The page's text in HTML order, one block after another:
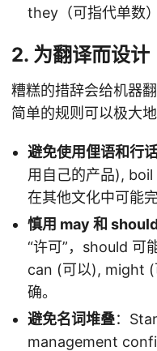
they（可指代单数
2. 为翻译而设计
糟糕的措辞会给机器
简单的规则可以极大
避免使用俚语和行
用自己的产品),
在其他文化中可能
慎用 may 和
“许可”，should 可
can (可以), might
确。
避免名词堆叠：
management